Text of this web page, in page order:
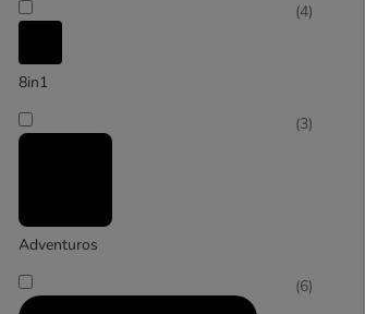
8in1
(4)
Adventuros
(3)
(6)